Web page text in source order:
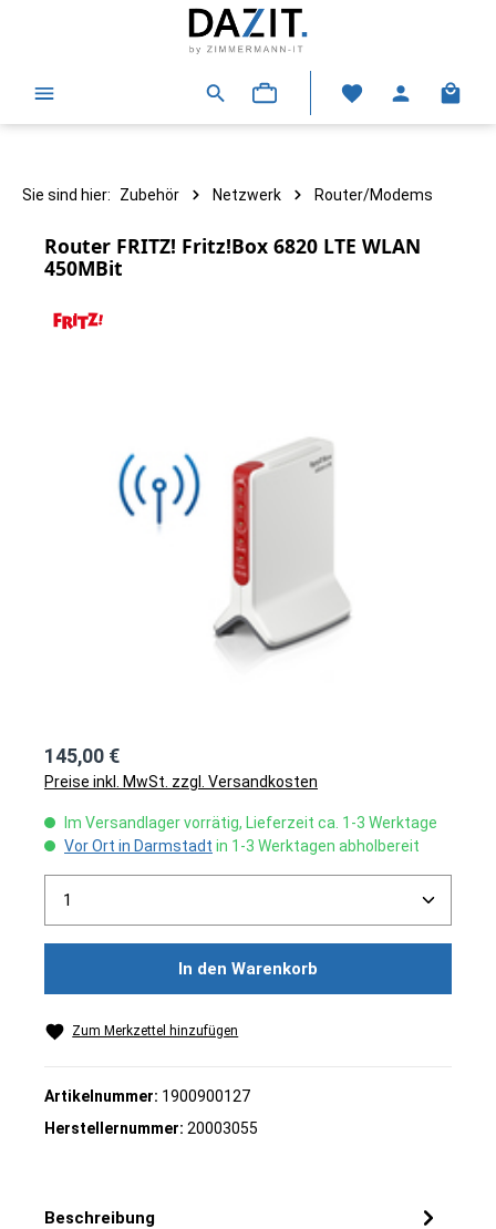
Sie sind hier: Zubehör Netzwerk Router/Modems
Router FRITZ! Fritz!Box 6820 LTE WLAN
450MBit
145,00 €
Preise inkl. MwSt. zzgl. Versandkosten
Im Versandlager vorrätig, Lieferzeit ca. 1-3 Werktage
Vor Ort in Darmstadt in 1-3 Werktagen abholbereit
Produkt Anzahl: Gib den gewünschten Wert ein
In den Warenkorb
Zum Merkzettel hinzufügen
Artikelnummer: 1900900127
Herstellernummer: 20003055
Beschreibung